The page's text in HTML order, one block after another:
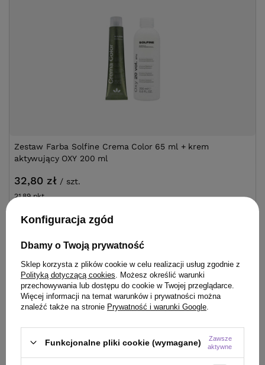
Zestaw Farba Solfine Crema Color 65 ml + krem
aktywujący OXY 200 ml
32,80 zł / szt.
21.89pkt.
KLIENCI, KTÓRZY KUPILI TEN
PRODUKT KUPILI TAKŻE
Konfiguracja zgód
Dbamy o Twoją prywatność
Sklep korzysta z plików cookie w celu realizacji usług zgodnie z
Polityką dotyczącą cookies . Możesz określić warunki
przechowywania lub dostępu do cookie w Twojej przeglądarce.
Więcej informacji na temat warunków i prywatności można
znaleźć także na stronie Prywatność i warunki Google
Funkcjonalne pliki cookie (wymagane)
Zawsze
aktywne